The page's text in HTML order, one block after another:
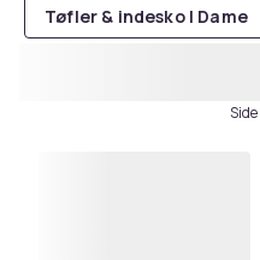
Tøfler & indesko | Dame